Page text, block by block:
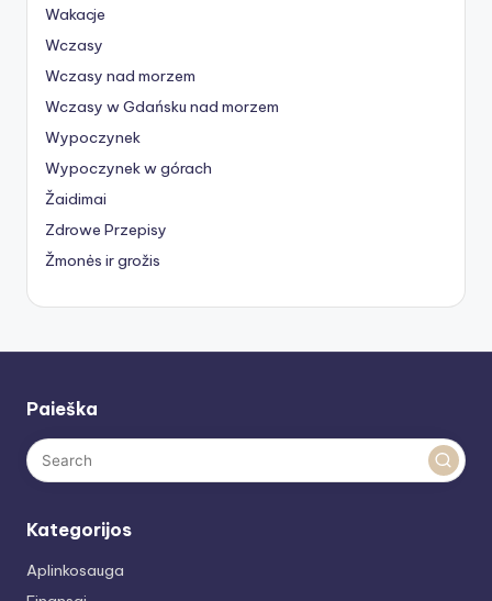
Wakacje
Wczasy
Wczasy nad morzem
Wczasy w Gdańsku nad morzem
Wypoczynek
Wypoczynek w górach
Žaidimai
Zdrowe Przepisy
Žmonės ir grožis
Paieška
Kategorijos
Aplinkosauga